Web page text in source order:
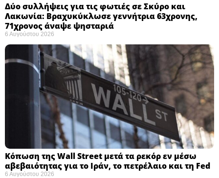
Δύο συλλήψεις για τις φωτιές σε Σκύρο και
Λακωνία: Βραχυκύκλωσε γεννήτρια 63χρονης,
71χρονος άναψε ψησταριά
6 Αυγούστου 2026
Κόπωση της Wall Street μετά τα ρεκόρ εν μέσω
αβεβαιότητας για το Ιράν, το πετρέλαιο και τη Fed
6 Αυγούστου 2026